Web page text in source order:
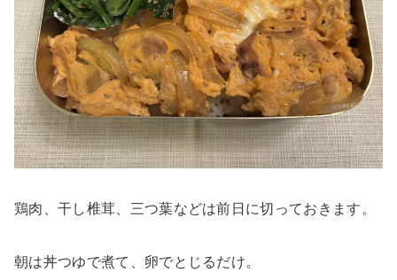
鶏肉、干し椎茸、三つ葉などは前日に切っておきます。
朝は丼つゆで煮て、卵でとじるだけ。